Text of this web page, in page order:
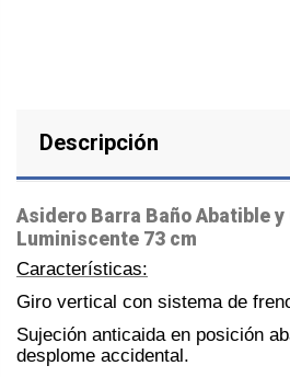
Descripción
Asidero Barra Baño Abatible
Luminiscente 73 cm
Características:
Giro vertical con sistema de
Sujeción anticaida en posición
desplome accidental.